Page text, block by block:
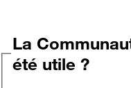
La
été utile ?